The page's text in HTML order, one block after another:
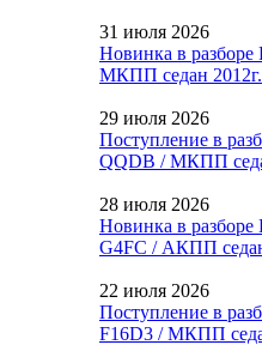
31 июля 2026
Новинка в разборе
МКПП седан 2012г.
29 июля 2026
Поступление в
QQDB / МКПП
28 июля 2026
Новинка в разборе
G4FC / АКПП
22 июля 2026
Поступление в
F16D3 / МКПП